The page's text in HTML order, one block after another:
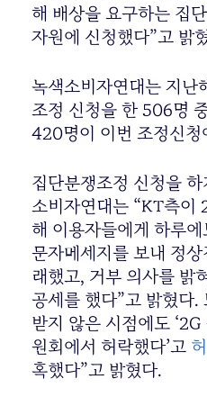
해 배상을 요구하는 집
자원에 신청했다”고 밝
녹색소비자연대는 지난
조정 신청을 한 506명
420명이 이번 조정신청
집단분쟁조정 신청을
소비자연대는 “KT측이
해 이용자들에게 하루
문자메세지를 보내 정
래했고, 거부 의사를 밝
공세를 했다”고 밝혔다.
받지 않은 시점에도
원회에서 허락했다’고
혹했다”고 밝혔다.